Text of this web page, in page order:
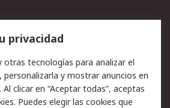
Devoluciones
Soporte técnico
privacidad
otras tecnologías para analizar el
personalizarla y mostrar anuncios en
clicar en “Aceptar todas”, aceptas
Puedes elegir las cookies que